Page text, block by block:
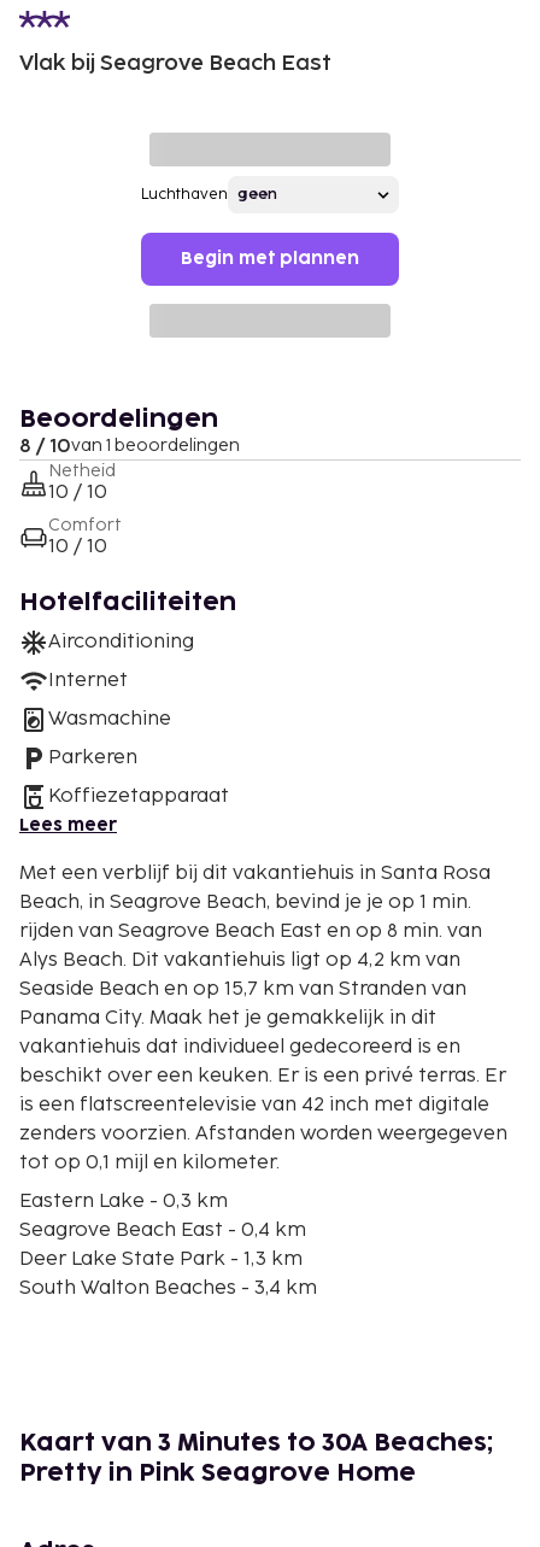
Vlak bij Seagrove Beach East
Luchthaven
Begin met plannen
Beoordelingen
8 / 10van 1 beoordelingen
Netheid
10 / 10
Comfort
10 / 10
Hotelfaciliteiten
Airconditioning
Internet
Wasmachine
Parkeren
Koffiezetapparaat
Lees meer
Met een verblijf bij dit vakantiehuis in Santa Rosa
Beach, in Seagrove Beach, bevind je je op 1 min.
rijden van Seagrove Beach East en op 8 min. van
Alys Beach. Dit vakantiehuis ligt op 4,2 km van
Seaside Beach en op 15,7 km van Stranden van
Panama City. Maak het je gemakkelijk in dit
vakantiehuis dat individueel gedecoreerd is en
beschikt over een keuken. Er is een privé terras. Er
is een flatscreentelevisie van 42 inch met digitale
zenders voorzien. Afstanden worden weergegeven
tot op 0,1 mijl en kilometer.
Eastern Lake - 0,3 km
Seagrove Beach East - 0,4 km
Deer Lake State Park - 1,3 km
South Walton Beaches - 3,4 km
Seaside Amphitheater - 4,4 km
Sundog Books - 4,4 km
Fusion Art Glass Gallery - 4,5 km
Kaart van 3 Minutes to 30A Beaches;
Pretty in Pink Seagrove Home